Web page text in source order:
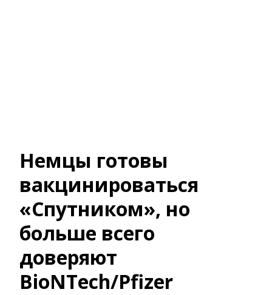
Немцы готовы
вакцинироваться
«Спутником», но
больше всего
доверяют
BioNTech/Pfizer